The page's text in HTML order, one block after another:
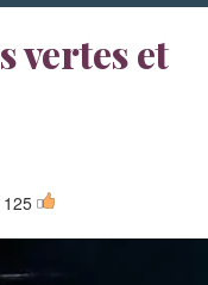
vertes et
125